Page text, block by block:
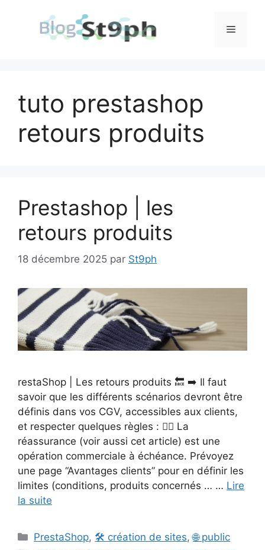
Menu
tuto prestashop
retours produits
Prestashop | les
retours produits
18 décembre 2025 par St9ph
restaShop | Les retours produits 🔙 ➡️ Il faut
savoir que les différents scénarios devront être
définis dans vos CGV, accessibles aux clients,
et respecter quelques règles : 👉🏻 La
réassurance (voir aussi cet article) est une
opération commerciale à échéance. Prévoyez
une page “Avantages clients” pour en définir les
limites (conditions, produits concernés … … Lire
la suite
Catégories
PrestaShop, 🛠️ création de sites,🌐 public